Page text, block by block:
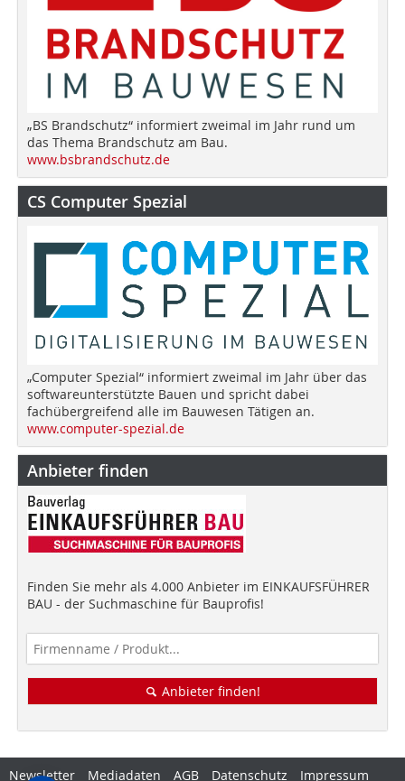
„BS Brandschutz“ informiert zweimal im Jahr rund um
das Thema Brandschutz am Bau.
www.bsbrandschutz.de
CS Computer Spezial
„Computer Spezial“ informiert zweimal im Jahr über das
softwareunterstützte Bauen und spricht dabei
fachübergreifend alle im Bauwesen Tätigen an.
www.computer-spezial.de
Anbieter finden
Finden Sie mehr als 4.000 Anbieter im EINKAUFSFÜHRER
BAU - der Suchmaschine für Bauprofis!
Anbieter finden!
Newsletter Mediadaten AGB Datenschutz Impressum